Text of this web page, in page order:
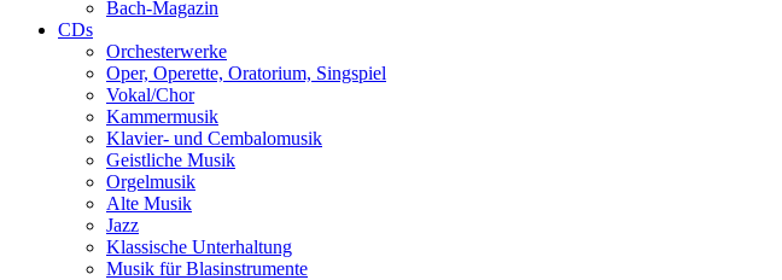
Bach-Magazin
CDs
Orchesterwerke
Oper, Operette, Oratorium, Singspiel
Vokal/Chor
Kammermusik
Klavier- und Cembalomusik
Geistliche Musik
Orgelmusik
Alte Musik
Jazz
Klassische Unterhaltung
Musik für Blasinstrumente